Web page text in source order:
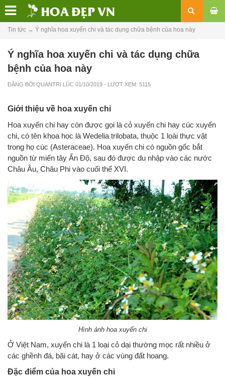
Tin tức → Ý nghĩa hoa xuyến chi và tác dụng chữa bệnh của hoa này
Ý nghĩa hoa xuyến chi và tác dụng chữa
bệnh của hoa này
ĐĂNG BỞI QUANTRI LÚC 01/10/2019 - LƯỢT XEM: 5115
Giới thiệu về hoa xuyến chi
Hoa xuyến chi hay còn được gọi là cỏ xuyến chi hay cúc xuyến
chi, có tên khoa học là Wedelia trilobata, thuộc 1 loài thực vật
trong họ cúc (Asteraceae). Hoa xuyến chi có nguồn gốc bắt
nguồn từ miến tây Ấn Độ, sau đó được du nhập vào các nước
Châu Âu, Châu Phi vào cuối thế XVI.
Hình ảnh hoa xuyến chi
Ở Việt Nam, xuyến chi là 1 loại cỏ dại thường mọc rất nhiều ở
các ghềnh đá, bãi cát, hay ở các vùng đất hoang.
Đặc điểm của hoa xuyến chi